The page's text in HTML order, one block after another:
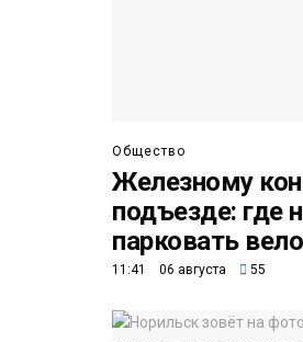
Общество
Железному
подъезде: где
парковать
11:41 06 августа 55